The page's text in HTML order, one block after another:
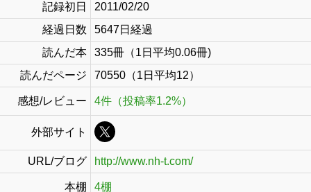
記録初日
2011/02/20
経過日数
5647日経過
読んだ本
335冊（1日平均0.06冊)
読んだページ
70550（1日平均12）
感想/レビュー 4件（投稿率1.2%）
外部サイト
URL/ブログ http://www.nh-t.com/
本棚 4棚